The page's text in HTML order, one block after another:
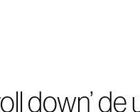
down’